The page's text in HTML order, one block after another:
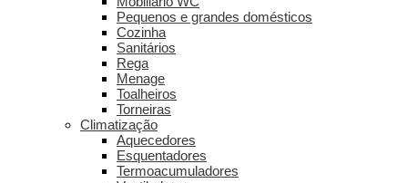
Pequenos e grandes domésticos
Cozinha
Sanitários
Rega
Menage
Toalheiros
Torneiras
Climatização
Aquecedores
Esquentadores
Termoacumuladores